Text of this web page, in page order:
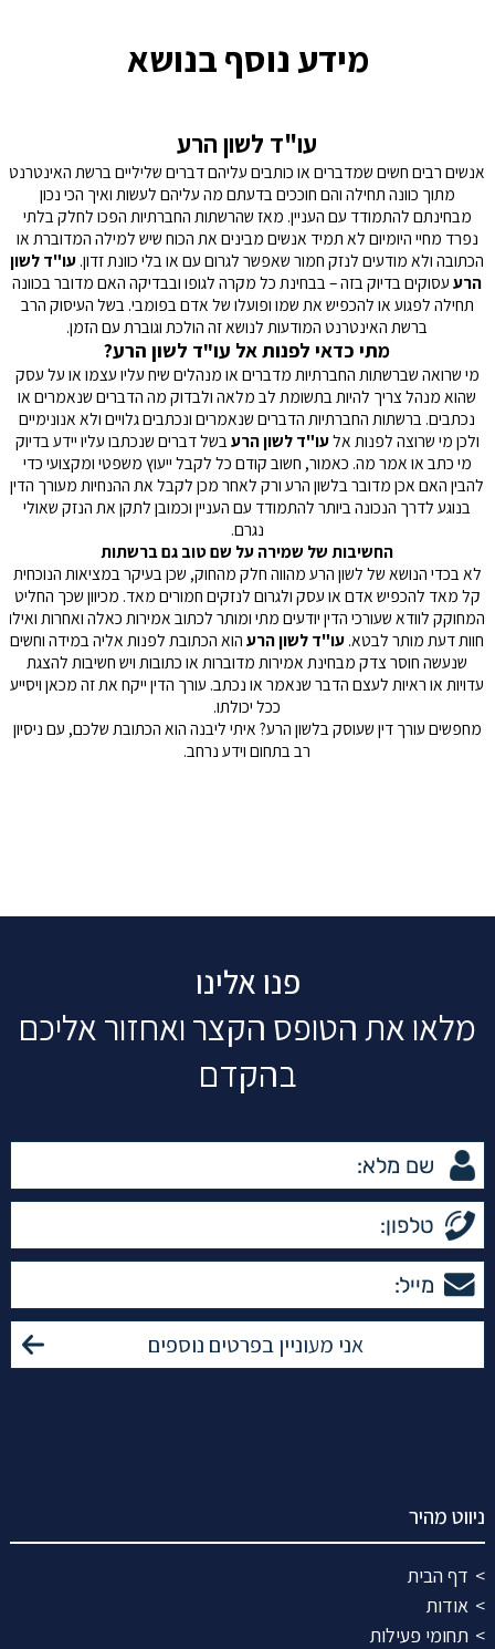
מידע נוסף בנושא
עו"ד לשון הרע
אנשים רבים חשים שמדברים או כותבים עליהם דברים שליליים ברשת האינטרנט
מתוך כוונה תחילה והם חוככים בדעתם מה עליהם לעשות ואיך הכי נכון
מבחינתם להתמודד עם העניין. מאז שהרשתות החברתיות הפכו לחלק בלתי
נפרד מחיי היומיום לא תמיד אנשים מבינים את הכוח שיש למילה המדוברת או
הכתובה ולא מודעים לנזק חמור שאפשר לגרום עם או בלי כוונת זדון. עו"ד לשון
הרעעסוקים בדיוק בזה – בבחינת כל מקרה לגופו ובבדיקה האם מדובר בכוונה
תחילה לפגוע או להכפיש את שמו ופועלו של אדם בפומבי. בשל העיסוק הרב
ברשת האינטרנט המודעות לנושא זה הולכת וגוברת עם הזמן.
מתי כדאי לפנות אל עו"ד לשון הרע?
מי שרואה שברשתות החברתיות מדברים או מנהלים שיח עליו עצמו או על עסק
שהוא מנהל צריך להיות בתשומת לב מלאה ולבדוק מה הדברים שנאמרים או
נכתבים. ברשתות החברתיות הדברים שנאמרים ונכתבים גלויים ולא אנונימיים
ולכן מי שרוצה לפנות אלעו"ד לשון הרע בשל דברים שנכתבו עליו יידע בדיוק
מי כתב או אמר מה. כאמור, חשוב קודם כל לקבל ייעוץ משפטי ומקצועי כדי
להבין האם אכן מדובר בלשון הרע ורק לאחר מכן לקבל את ההנחיות מעורך הדין
בנוגע לדרך הנכונה ביותר להתמודד עם העניין וכמובן לתקן את הנזק שאולי
נגרם.
החשיבות של שמירה על שם טוב גם ברשתות
לא בכדי הנושא של לשון הרע מהווה חלק מהחוק, שכן בעיקר במציאות הנוכחית
קל מאד להכפיש אדם או עסק ולגרום לנזקים חמורים מאד. מכיוון שכך החליט
המחוקק לוודא שעורכי הדין יודעים מתי ומותר לכתוב אמירות כאלה ואחרות ואילו
חוות דעת מותר לבטא. עו"ד לשון הרעהוא הכתובת לפנות אליה במידה וחשים
שנעשה חוסר צדק מבחינת אמירות מדוברות או כתובות ויש חשיבות להצגת
עדויות או ראיות לעצם הדבר שנאמר או נכתב. עורך הדין ייקח את זה מכאן ויסייע
ככל יכולתו.
מחפשים עורך דין שעוסק בלשון הרע? איתי ליבנה הוא הכתובת שלכם, עם ניסיון
רב בתחום וידע נרחב.
פנו אלינו
מלאו את הטופס הקצר ואחזור אליכם
בהקדם
ניווט מהיר
דף הבית
אודות
תחומי פעילות